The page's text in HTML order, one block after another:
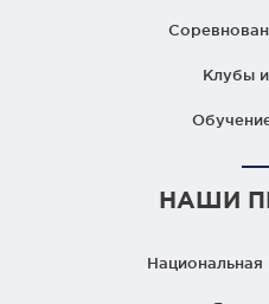
Клубы
НАШИ
Национальная